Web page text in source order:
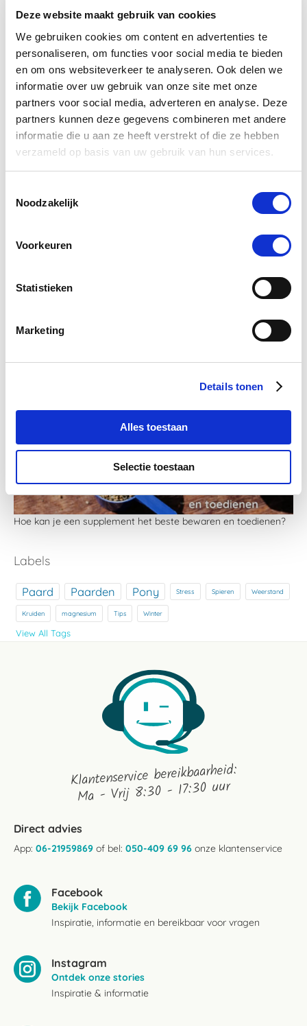
Deze website maakt gebruik van cookies
We gebruiken cookies om content en advertenties te
personaliseren, om functies voor social media te bieden
en om ons websiteverkeer te analyseren. Ook delen we
informatie over uw gebruik van onze site met onze
partners voor social media, adverteren en analyse. Deze
partners kunnen deze gegevens combineren met andere
informatie die u aan ze heeft verstrekt of die ze hebben
verzameld op basis van uw gebruik van hun services.
Noodzakelijk
Voorkeuren
Statistieken
Marketing
Details tonen
Alles toestaan
Selectie toestaan
Vitalstyle OerBalans vs. DailyFit Balancer
De basisbehoeften van paarden
Hoe kan je een supplement het beste bewaren en toedienen?
Labels
Paard Paarden Pony Stress Spieren Weerstand
Kruiden magnesium Tips Winter
View All Tags
Klantenservice bereikbaarheid:
Ma - Vrij 8:30 - 17:30 uur
Direct advies
App: 06-21959869 of bel: 050-409 69 96 onze klantenservice
Facebook
Bekijk Facebook
Inspiratie, informatie en bereikbaar voor vragen
Instagram
Ontdek onze stories
Inspiratie & informatie